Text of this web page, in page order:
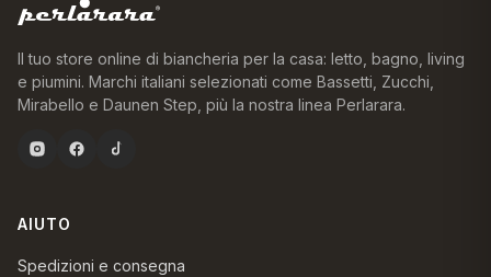
Il tuo store online di biancheria per la casa: letto, bagno, living
e piumini. Marchi italiani selezionati come Bassetti, Zucchi,
Mirabello e Daunen Step, più la nostra linea Perlarara.
AIUTO
Spedizioni e consegna